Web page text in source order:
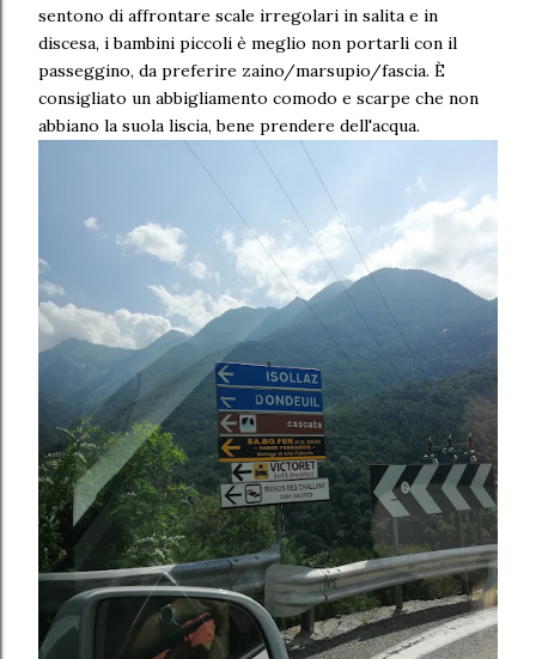
sentono di affrontare scale irregolari in salita e in
discesa, i bambini piccoli è meglio non portarli con il
passeggino, da preferire zaino/marsupio/fascia. È
consigliato un abbigliamento comodo e scarpe che non
abbiano la suola liscia, bene prendere dell'acqua.